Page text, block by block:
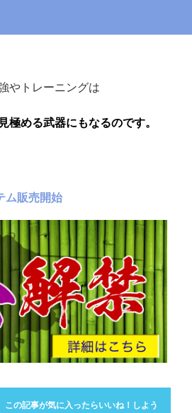
やトレーニングは
極める武器にもなるのです。
ム販売開始
この記事が気に入ったらいいね！しよう